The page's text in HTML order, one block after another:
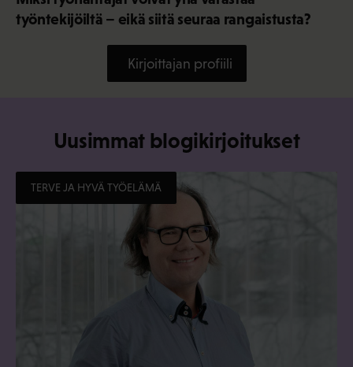
työntekijöiltä – eikä siitä seuraa rangaistusta?
Kirjoittajan profiili
Uusimmat blogikirjoitukset
TERVE JA HYVÄ TYÖELÄMÄ